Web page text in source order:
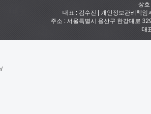
상
대표 : 김수진 | 개인정보관리책
주소 : 서울특별시 용산구 한강대로
대